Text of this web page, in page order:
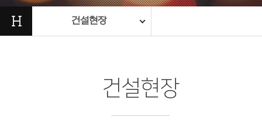
H 건설현장
건설현장